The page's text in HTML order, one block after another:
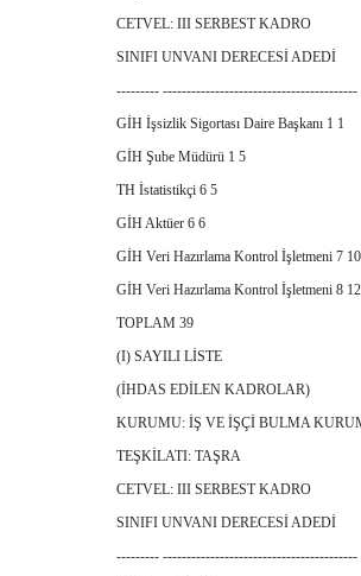
CETVEL: III SERBEST KADRO
SINIFI UNVANI DERECESİ ADEDİ
---------
GİH İşsizlik Sigortası Daire Başkanı 1 1
GİH Şube Müdürü 1 5
TH İstatistikçi 6 5
GİH Aktüer 6 6
GİH Veri Hazırlama Kontrol İşletmeni 7 10
GİH Veri Hazırlama Kontrol İşletmeni 8 12
TOPLAM 39
(I) SAYILI LİSTE
(İHDAS EDİLEN KADROLAR)
KURUMU: İŞ VE İŞÇİ BULMA
TEŞKİLATI: TAŞRA
CETVEL: III SERBEST KADRO
SINIFI UNVANI DERECESİ ADEDİ
---------